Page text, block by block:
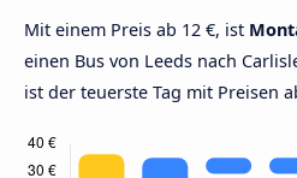
Mit einem Preis ab 12 €, ist
einen Bus von Leeds nach
ist der teuerste Tag mit Preisen